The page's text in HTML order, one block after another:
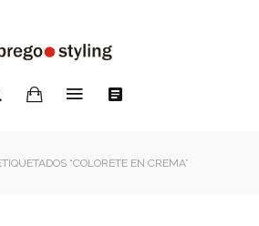
“COLORETE EN CREMA”